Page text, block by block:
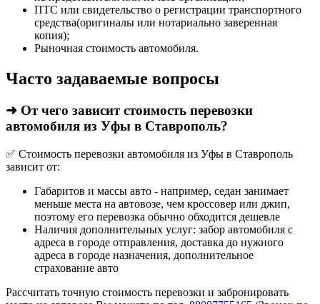
ПТС или свидетельство о регистрации транспортного
средства(оригиналы или нотариально заверенная
копия);
Рыночная стоимость автомобиля.
Часто задаваемые вопросы
➜ От чего зависит стоимость перевозки
автомобиля из Уфы в Ставрополь?
✅ Стоимость перевозки автомобиля из Уфы в Ставрополь
зависит от:
Габаритов и массы авто - например, седан занимает
меньше места на автовозе, чем кроссовер или джип,
поэтому его перевозка обычно обходится дешевле
Наличия дополнительных услуг: забор автомобиля с
адреса в городе отправления, доставка до нужного
адреса в городе назначения, дополнительное
страхование авто
Рассчитать точную стоимость перевозки и забронировать